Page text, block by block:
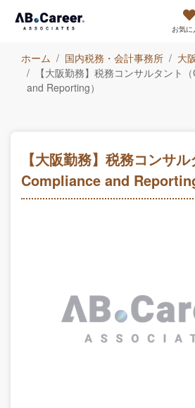
お気に
ホーム 国内税務・会計事務所
大
【大阪勤務】税務コンサルタント
and Reporting）
【大阪勤務】税務コンサ
Compliance and Reporting